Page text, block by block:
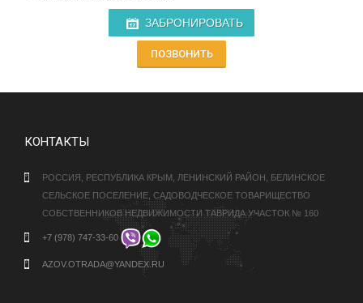
ЗАБРОНИРОВАТЬ
ПОЗВОНИТЬ
КОНТАКТЫ
РОССИЯ, РЕСПУБЛИКА КРЫМ, ЛЕНИНСКИЙ РАЙОН, БЕЛИНСКОЕ
СЕЛЬСКОЕ ПОСЕЛЕНИЕ, САДОВОДЧЕСКОЕ ТОВАРИЩЕСТВО
СОБСТВЕННИКОВ НЕДВИЖИМОСТИ ТАВРИДА УЧАСТОК № 160
+7 (978) 747-33-60
AZOV.OTRADA@YANDEX.RU